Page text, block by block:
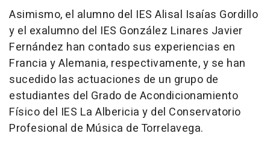
Asimismo, el alumno del IES Alisal Isaías Gordillo
y el exalumno del IES González Linares Javier
Fernández han contado sus experiencias en
Francia y Alemania, respectivamente, y se han
sucedido las actuaciones de un grupo de
estudiantes del Grado de Acondicionamiento
Físico del IES La Albericia y del Conservatorio
Profesional de Música de Torrelavega.